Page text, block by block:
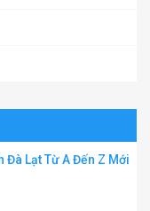
Đà Lạt Từ A Đến Z Mới